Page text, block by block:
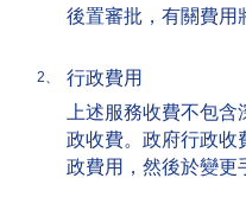
後置審批，有關費用
2、
行政費用
上述服務收費不包
政收費。政府行政收
政費用，然後於變更